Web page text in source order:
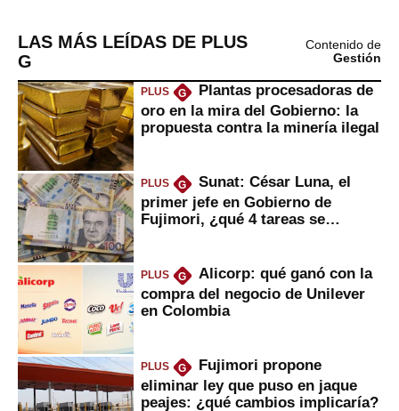
LAS MÁS LEÍDAS DE PLUS
G
Contenido de
Gestión
PLUS G
Plantas procesadoras de
oro en la mira del Gobierno: la
propuesta contra la minería ilegal
PLUS G
Sunat: César Luna, el
primer jefe en Gobierno de
Fujimori, ¿qué 4 tareas se
PLUS G
Alicorp: qué ganó con la
compra del negocio de Unilever
en Colombia
PLUS G
Fujimori propone
eliminar ley que puso en jaque
peajes: ¿qué cambios implicaría?